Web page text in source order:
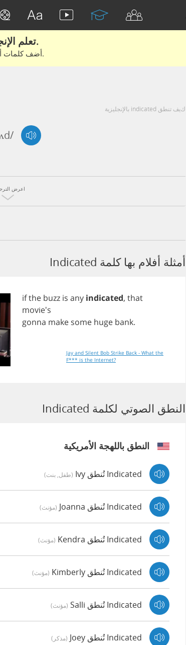
تعلم الإنجليزية الحقيقية من الأفلام والكتب.
أضف كلمات أو عبارات للتعلم والتدريب مع متعلمين آخرين.
كيف تنطق indicated بالإنجليزية
اعرض
أمثلة أفلام بها كلمة Indicated
ifthe buzz is any indicated, that
movie's
gonna make some huge bank.
Jay and Silent Bob Strike Back - What the
F*** is the Internet?
النطق الصوتي لكلمة Indicated
النطق باللهجة الأمريكية
Indicated تُنطق Ivy (طفل, بنت)
Indicated تُنطق Joanna (مؤنث)
Indicated تُنطق Kendra (مؤنث)
Indicated تُنطق Kimberly (مؤنث)
Indicated تُنطق Salli (مؤنث)
Indicated تُنطق Joey (مذكر)